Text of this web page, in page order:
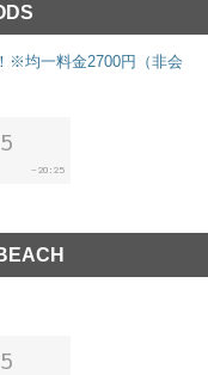
※均一料金2700円（非会
~ 20:25